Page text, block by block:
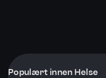
Populært innen Helse